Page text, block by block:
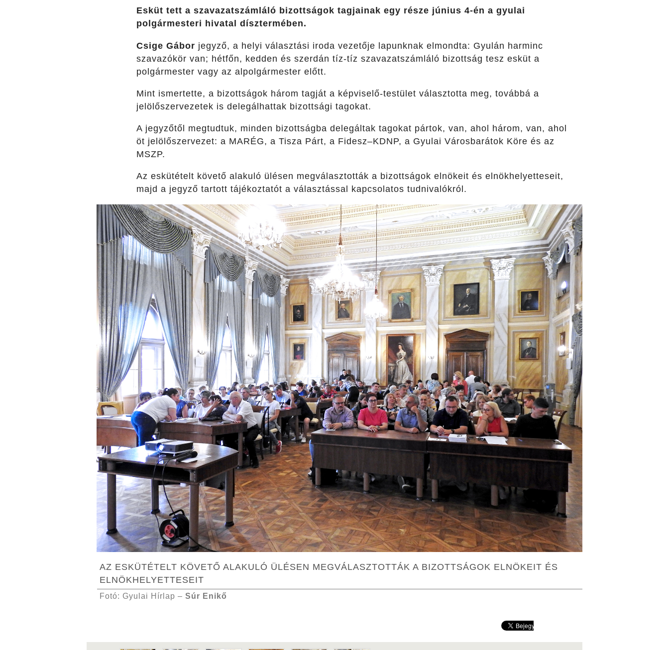
Esküt tett a szavazatszámláló bizottságok tagjainak egy része június 4-én a gyulai
polgármesteri hivatal dísztermében.
Csige Gábor jegyző, a helyi választási iroda vezetője lapunknak elmondta: Gyulán harminc
szavazókör van; hétfőn, kedden és szerdán tíz-tíz szavazatszámláló bizottság tesz esküt a
polgármester vagy az alpolgármester előtt.
Mint ismertette, a bizottságok három tagját a képviselő-testület választotta meg, továbbá a
jelölőszervezetek is delegálhattak bizottsági tagokat.
A jegyzőtől megtudtuk, minden bizottságba delegáltak tagokat pártok, van, ahol három, van, ahol
öt jelölőszervezet: a MARÉG, a Tisza Párt, a Fidesz–KDNP, a Gyulai Városbarátok Köre és az
MSZP.
Az eskütételt követő alakuló ülésen megválasztották a bizottságok elnökeit és elnökhelyetteseit,
majd a jegyző tartott tájékoztatót a választással kapcsolatos tudnivalókról.
AZ ESKÜTÉTELT KÖVETŐ ALAKULÓ ÜLÉSEN MEGVÁLASZTOTTÁK A BIZOTTSÁGOK ELNÖKEIT ÉS
ELNÖKHELYETTESEIT
Fotó: Gyulai Hírlap – Súr Enikő